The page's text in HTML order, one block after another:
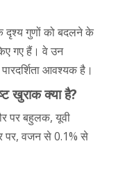
दृश्य गुणों को बदलने के
गए हैं। वे उन
आवश्यक है।
खुराक क्या है?
पर बहुलक, यूवी
पर, वजन से 0.1% से